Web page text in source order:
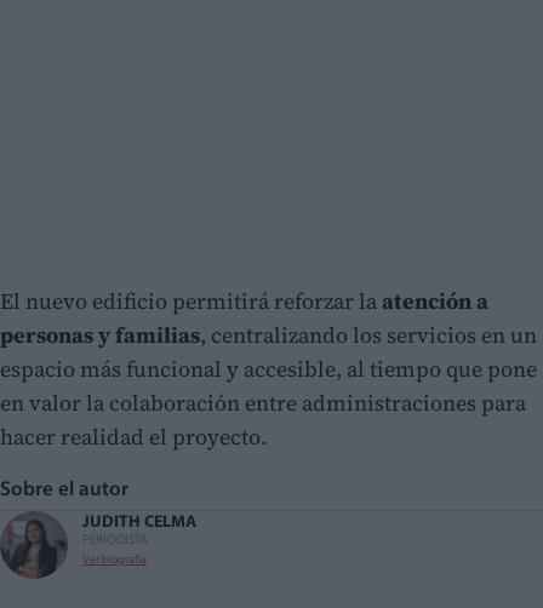
El nuevo edificio permitirá reforzar la atención a
personas y familias, centralizando los servicios en un
espacio más funcional y accesible, al tiempo que pone
en valor la colaboración entre administraciones para
hacer realidad el proyecto.
Sobre el autor
JUDITH CELMA
PERIODISTA
Ver biografía